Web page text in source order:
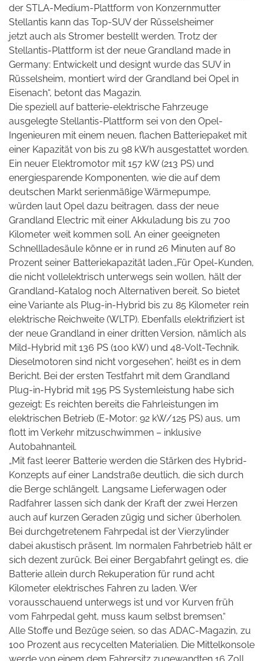
der STLA-Medium-Plattform von Konzernmutter
Stellantis kann das Top-SUV der Rüsselsheimer
jetzt auch als Stromer bestellt werden. Trotz der
Stellantis-Plattform ist der neue Grandland made in
Germany: Entwickelt und designt wurde das SUV in
Rüsselsheim, montiert wird der Grandland bei Opel in
Eisenach“, betont das Magazin.
Die speziell auf batterie-elektrische Fahrzeuge
ausgelegte Stellantis-Plattform sei von den Opel-
Ingenieuren mit einem neuen, flachen Batteriepaket mit
einer Kapazität von bis zu 98 kWh ausgestattet worden.
Ein neuer Elektromotor mit 157 kW (213 PS) und
energiesparende Komponenten, wie die auf dem
deutschen Markt serienmäßige Wärmepumpe,
würden laut Opel dazu beitragen, dass der neue
Grandland Electric mit einer Akkuladung bis zu 700
Kilometer weit kommen soll. An einer geeigneten
Schnellladesäule könne er in rund 26 Minuten auf 80
Prozent seiner Batteriekapazität laden.„Für Opel-Kunden,
die nicht vollelektrisch unterwegs sein wollen, hält der
Grandland-Katalog noch Alternativen bereit. So bietet
eine Variante als Plug-in-Hybrid bis zu 85 Kilometer rein
elektrische Reichweite (WLTP). Ebenfalls elektrifiziert ist
der neue Grandland in einer dritten Version, nämlich als
Mild-Hybrid mit 136 PS (100 kW) und 48-Volt-Technik.
Dieselmotoren sind nicht vorgesehen“, heißt es in dem
Bericht. Bei der ersten Testfahrt mit dem Grandland
Plug-in-Hybrid mit 195 PS Systemleistung habe sich
gezeigt: Es reichten bereits die Fahrleistungen im
elektrischen Betrieb (E-Motor: 92 kW/125 PS) aus, um
flott im Verkehr mitzuschwimmen – inklusive
Autobahnanteil.
„Mit fast leerer Batterie werden die Stärken des Hybrid-
Konzepts auf einer Landstraße deutlich, die sich durch
die Berge schlängelt. Langsame Lieferwagen oder
Radfahrer lassen sich dank der Kraft der zwei Herzen
auch auf kurzen Geraden zügig und sicher überholen.
Bei durchgetretenem Fahrpedal ist der Vierzylinder
dabei akustisch präsent. Im normalen Fahrbetrieb hält er
sich dezent zurück. Bei einer Bergabfahrt gelingt es, die
Batterie allein durch Rekuperation für rund acht
Kilometer elektrisches Fahren zu laden. Wer
vorausschauend unterwegs ist und vor Kurven früh
vom Fahrpedal geht, muss kaum selbst bremsen.“
Alle Stoffe und Bezüge seien, so das ADAC-Magazin, zu
100 Prozent aus recycelten Materialien. Die Mittelkonsole
werde von einem dem Fahrersitz zugewandten 16 Zoll